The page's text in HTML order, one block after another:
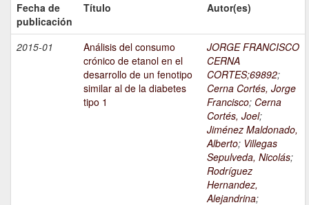
Fecha de
publicación
Título Autor(es)
2015-01
Análisis del consumo
crónico de etanol en el
desarrollo de un fenotipo
similar al de la diabetes
tipo 1
JORGE FRANCISCO
CERNA
CORTES;69892;
Cerna Cortés, Jorge
Francisco; Cerna
Cortés, Joel;
Jiménez Maldonado,
Alberto; Villegas
Sepulveda, Nicolás;
Rodríguez
Hernandez,
Alejandrina;